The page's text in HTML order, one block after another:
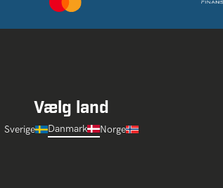
Vælg land
Sverige Danmark Norge